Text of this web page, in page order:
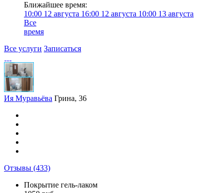
Ближайшее время:
10:00 12 августа 16:00 12 августа 10:00 13 августа
Все
время
Все услуги Записаться
Ия Муравьёва Грина, 36
Отзывы (433)
Покрытие гель-лаком